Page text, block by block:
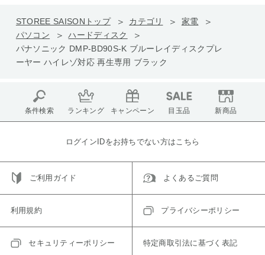
STOREE SAISONトップ カテゴリ
家電
パソコン
ハードディスク
パナソニック DMP-BD90S-K ブルーレイディスクプレ
ーヤー ハイレゾ対応 再生専用 ブラック
条件検索 ランキング キャンペーン 目玉品 新商品
ログインIDをお持ちでない方はこちら
ご利用ガイド よくあるご質問
利用規約 プライバシーポリシー
セキュリティーポリシー 特定商取引法に基づく表記